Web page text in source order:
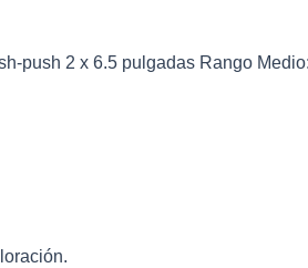
push 2 x 6.5 pulgadas Rango